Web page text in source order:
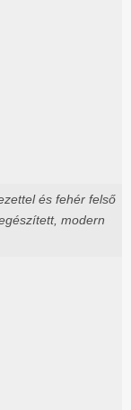
és fehér felső
modern